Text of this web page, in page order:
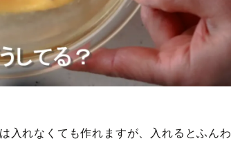
入れなくても作れますが、入れるとふんわ